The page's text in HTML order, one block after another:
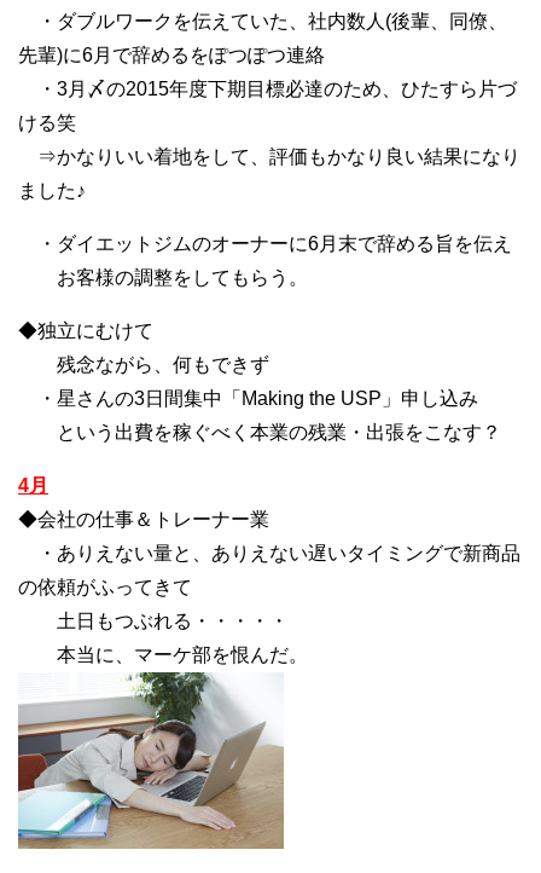
・ダブルワークを伝えていた、社内数人(後輩、同僚、
先輩)に6月で辞めるをぽつぽつ連絡
・3月〆の2015年度下期目標必達のため、ひたすら片づ
ける笑
⇒かなりいい着地をして、評価もかなり良い結果になり
ました♪
・ダイエットジムのオーナーに6月末で辞める旨を伝え
お客様の調整をしてもらう。
◆独立にむけて
残念ながら、何もできず
・星さんの3日間集中「Making the USP」申し込み
という出費を稼ぐべく本業の残業・出張をこなす？
4月
◆会社の仕事＆トレーナー業
・ありえない量と、ありえない遅いタイミングで新商品
の依頼がふってきて
土日もつぶれる・・・・・
本当に、マーケ部を恨んだ。